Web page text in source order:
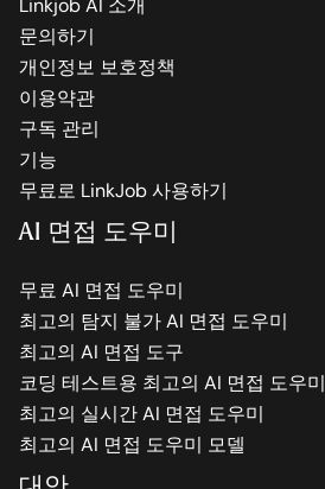
문의하기
개인정보 보호정책
이용약관
구독 관리
기능
무료로 LinkJob 사용하기
AI 면접 도우미
무료 AI 면접 도우미
최고의 탐지 불가 AI 면접 도우미
최고의 AI 면접 도구
코딩 테스트용 최고의 AI 면접 도우미
최고의 실시간 AI 면접 도우미
최고의 AI 면접 도우미 모델